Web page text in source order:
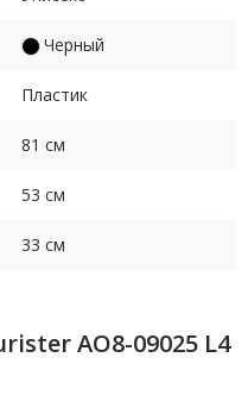
Черный
Пластик
81 см
53 см
33 см
AO8-09025 L4